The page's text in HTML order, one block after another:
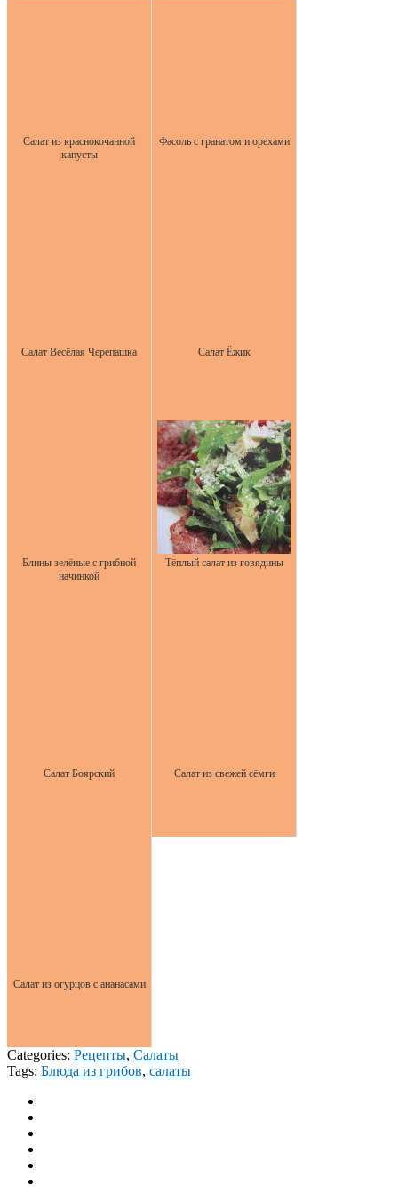
Салат из краснокочанной
капусты
Фасоль с гранатом и орехами
Салат Весёлая Черепашка Салат Ёжик
Блины зелёные с грибной
начинкой
Тёплый салат из говядины
Салат Боярский Салат из свежей сёмги
Салат из огурцов с ананасами
Categories: Рецепты, Салаты
Tags: Блюда из грибов, салаты